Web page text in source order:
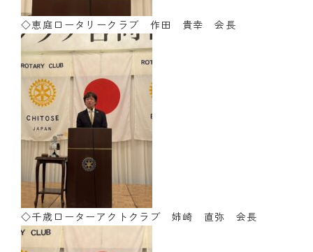
◇恵庭ロータリークラブ 作田 貴幸 会長
◇千歳ローターアクトクラブ 姉崎 直弥 会長